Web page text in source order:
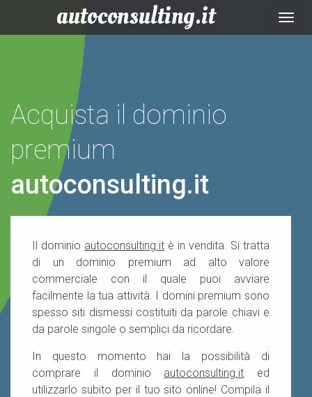
autoconsulting.it
Acquista il dominio
premium
autoconsulting.it
Il dominio autoconsulting.it è in vendita. Si tratta
di un dominio premium ad alto valore
commerciale con il quale puoi avviare
facilmente la tua attività. I domini premium sono
spesso siti dismessi costituiti da parole chiavi e
da parole singole o semplici da ricordare.
In questo momento hai la possibilità di
comprare il dominio autoconsulting.it ed
utilizzarlo subito per il tuo sito online! Compila il